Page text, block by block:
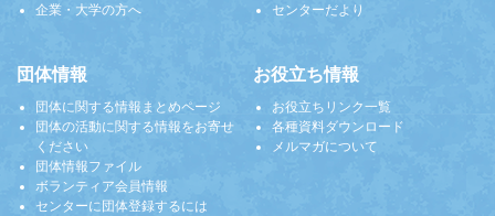
企業・大学の方へ
センターだより
団体情報
団体に関する情報まとめページ
団体の活動に関する情報をお寄せ
ください
団体情報ファイル
ボランティア会員情報
センターに団体登録するには
お役立ち情報
お役立ちリンク一覧
各種資料ダウンロード
メルマガについて